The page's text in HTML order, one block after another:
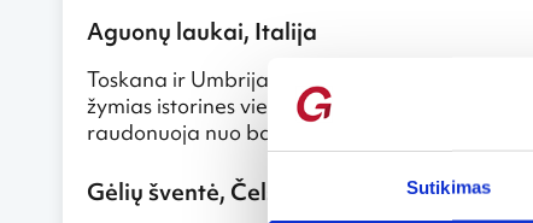
Sutikimas
Aguonų laukai, Italija
Toskana ir Umbrija – tai Italijos regionai,
žymias istorines vietas, leiskitės į žygį po
raudonuoja nuo balandžio vidurio.
Gėlių šventė, Čelsis, Anglija